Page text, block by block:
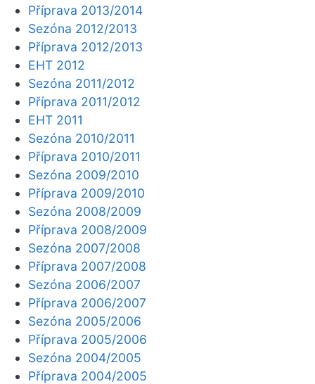
Příprava 2013/2014
Sezóna 2012/2013
Příprava 2012/2013
EHT 2012
Sezóna 2011/2012
Příprava 2011/2012
EHT 2011
Sezóna 2010/2011
Příprava 2010/2011
Sezóna 2009/2010
Příprava 2009/2010
Sezóna 2008/2009
Příprava 2008/2009
Sezóna 2007/2008
Příprava 2007/2008
Sezóna 2006/2007
Příprava 2006/2007
Sezóna 2005/2006
Příprava 2005/2006
Sezóna 2004/2005
Příprava 2004/2005